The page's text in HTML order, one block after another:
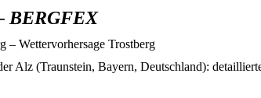
BERGFEX
– Wettervorhersage Trostberg
Alz (Traunstein, Bayern, Deutschland):